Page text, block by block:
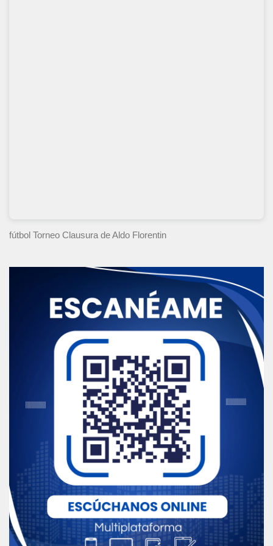
fútbol Torneo Clausura de Aldo Florentin